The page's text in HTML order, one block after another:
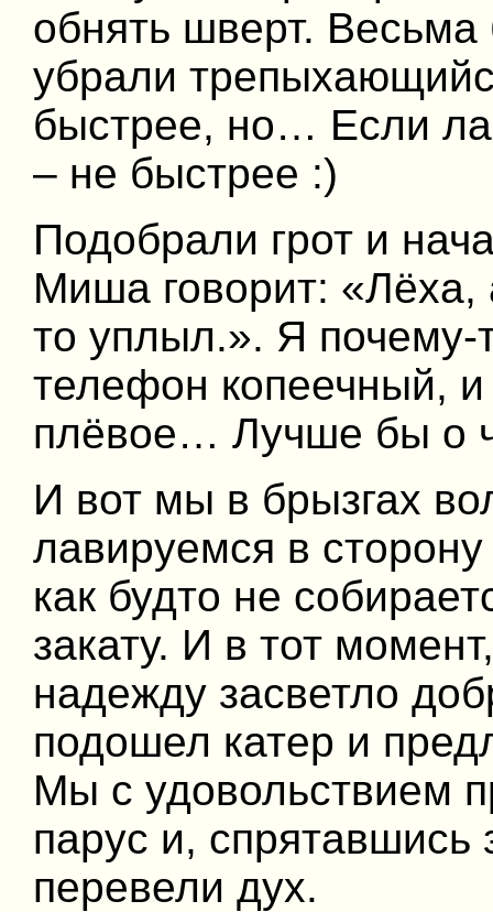
обнять шверт.
убрали
быстрее, но… Если
– не быстрее :)
Подобрали грот и
Миша говорит:
то уплыл.». Я почему-
телефон копеечный, и
плёвое… Лучше бы о
И вот мы в брызгах
лавируемся в
как будто не
закату. И в тот
надежду засветло
подошел катер и
Мы с удовольствием
парус и, спрятавшись
перевели дух.